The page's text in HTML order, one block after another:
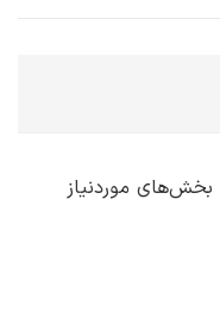
بخش‌های موردنیاز